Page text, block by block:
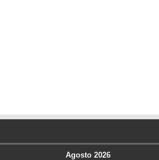
Agosto 2026